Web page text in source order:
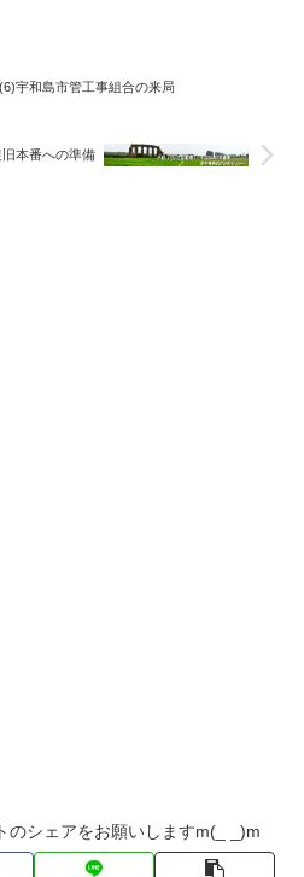
宇和島市管工事組合の来局
本番への準備
のシェアをお願いしますm(_ _)m